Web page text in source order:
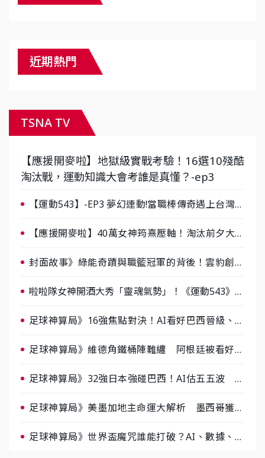
近期熱門
TSNA TV
【應援開麥啦】地獄級實戰考驗！16選10殘酷
淘汰戰，運動知識大會考誰是真懂？-ep3
【運動543】-EP3 夢幻連動!當職棒傳奇遇上台灣女
【應援開麥啦】40萬女神筠熹壓軸！淘汰前夕大混
封面故事》綠能奇蹟與職籃冠軍的背後！雲豹創辦
啦啦隊女神開酒大秀「靈魂氣勢」！《運動543》微
足球神算局》16強焦點對決！AI看好巴西晉級、數
足球神算局》維德角鐵桶陣難纏 阿根廷被看好下
足球神算局》32強日本強碰巴西！AI估五五波 牛
足球神算局》美墨加地主命運大解析 墨西哥獲數
足球神算局》世界盃魔咒誰能打破？AI、數據、塔